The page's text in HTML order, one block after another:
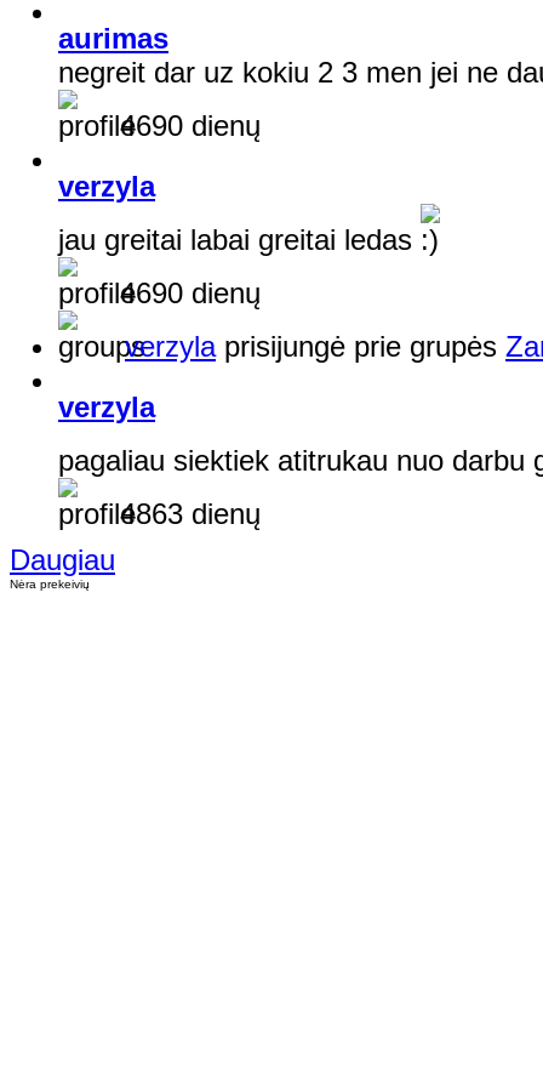
aurimas
negreit dar uz kokiu 2 3 men jei ne
4690 dienų
verzyla
jau greitai labai greitai ledas
4690 dienų
verzylaprisijungė prie grupės
verzyla
pagaliau siektiek atitrukau nuo
4863 dienų
Daugiau
Nėra prekeivių